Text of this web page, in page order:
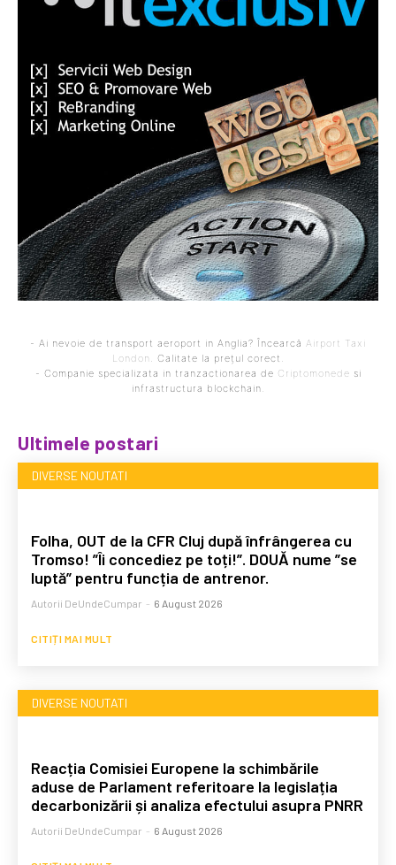
- Ai nevoie de transport aeroport in Anglia? Încearcă Airport Taxi
London
. Calitate la prețul corect.
- Companie specializata in tranzactionarea de Criptomonede si
infrastructura blockchain.
Ultimele postari
DIVERSE NOUTATI
Folha, OUT de la CFR Cluj după înfrângerea cu
Tromso! ”Îi concediez pe toți!”. DOUĂ nume ”se
luptă” pentru funcția de antrenor.
Autorii DeUndeCumpar - 6 August 2026
CITIȚI MAI MULT
DIVERSE NOUTATI
Reacția Comisiei Europene la schimbările
aduse de Parlament referitoare la legislația
decarbonizării și analiza efectului asupra PNRR
Autorii DeUndeCumpar - 6 August 2026